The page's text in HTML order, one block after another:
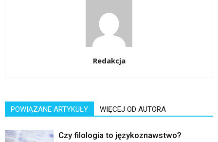
Redakcja
POWIĄZANE ARTYKUŁY WIĘCEJ OD AUTORA
Czy filologia to językoznawstwo?